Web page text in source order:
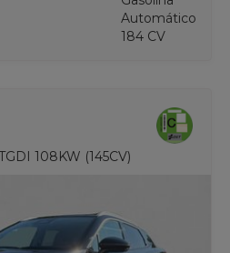
Automático
184 CV
108KW (145CV)